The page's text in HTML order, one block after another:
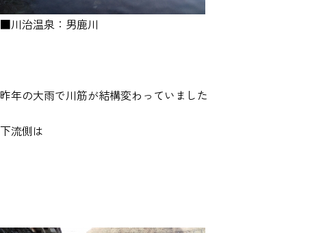
■川治温泉：男鹿川
昨年の大雨で川筋が結構変わっていました
下流側は